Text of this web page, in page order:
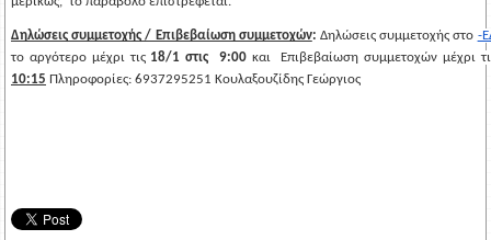
Δηλώσεις συμμετοχής / Επιβεβαίωση συμμετοχών: Δηλώσεις συμμετοχής στο -
το αργότερο μέχρι τις 18/1 στις  9:00 και
10:15 Πληροφορίες: 6937295251 Κουλαξουζίδης Γεώργιος